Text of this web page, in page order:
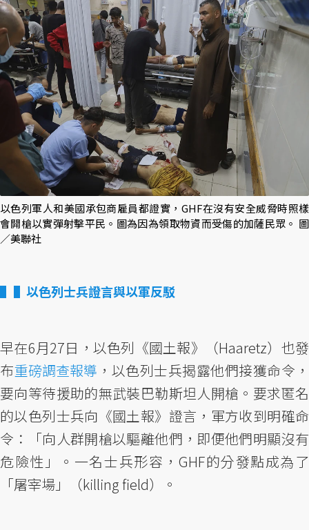
以色列軍人和美國承包商雇員都證實，GHF在沒有安全威脅時照樣
會開槍以實彈射擊平民。圖為因為領取物資而受傷的加薩民眾。 圖
／美聯社
▌以色列士兵證言與以軍反駁
早在6月27日，以色列《國土報》（Haaretz）也發
布重磅調查報導 ，以色列士兵揭露他們接獲命令，
要向等待援助的無武裝巴勒斯坦人開槍。要求匿名
的以色列士兵向《國土報》證言，軍方收到明確命
令：「向人群開槍以驅離他們，即便他們明顯沒有
危險性」。一名士兵形容，GHF的分發點成為了
「屠宰場」（killing field）。